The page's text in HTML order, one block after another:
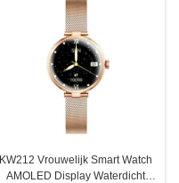
KW212 Vrouwelijk Smart Watch
AMOLED Display Waterdicht